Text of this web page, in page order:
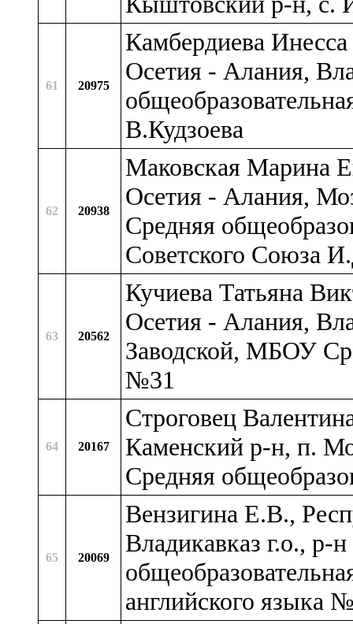
61 20975
Камбердиева
Осетия - Алания,
В.Кудзоева
62 20938
Маковская Марина
Осетия - Алания,
Средняя
Советского Союза
63 20562
Кучиева Татьяна
Осетия - Алания,
Заводской, МБОУ
№31
64 20167
Строговец
Каменский р-н, п.
Средняя
65 20069
Вензигина Е.В.,
Владикавказ г.о.,
английского